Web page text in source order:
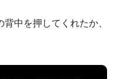
中を押してくれたか、